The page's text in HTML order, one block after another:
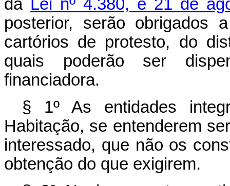
da Lei nº 4.380, e 21 de
posterior, serão obrigados
cartórios de protesto, do
quais poderão ser
financiadora.
§ 1º As entidades
Habitação, se entenderem
interessado, que não os
obtenção do que exigirem.